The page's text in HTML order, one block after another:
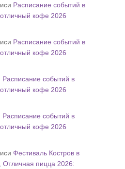
Расписание событий в
кофе 2026
Расписание событий в
кофе 2026
Расписание событий в
кофе 2026
Расписание событий в
кофе 2026
Фестиваль Костров в
пицца 2026: